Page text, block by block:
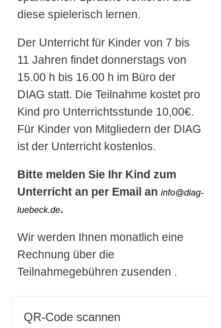
diese spielerisch lernen.
Der Unterricht für Kinder von 7 bis
11 Jahren findet donnerstags von
15.00 h bis 16.00 h im Büro der
DIAG statt. Die Teilnahme kostet pro
Kind pro Unterrichtsstunde 10,00€.
Für Kinder von Mitgliedern der DIAG
ist der Unterricht kostenlos.
Bitte melden Sie Ihr Kind zum
Unterricht an per Email an info@diag-
luebeck.de.
Wir werden Ihnen monatlich eine
Rechnung über die
Teilnahmegebühren zusenden .
QR-Code scannen